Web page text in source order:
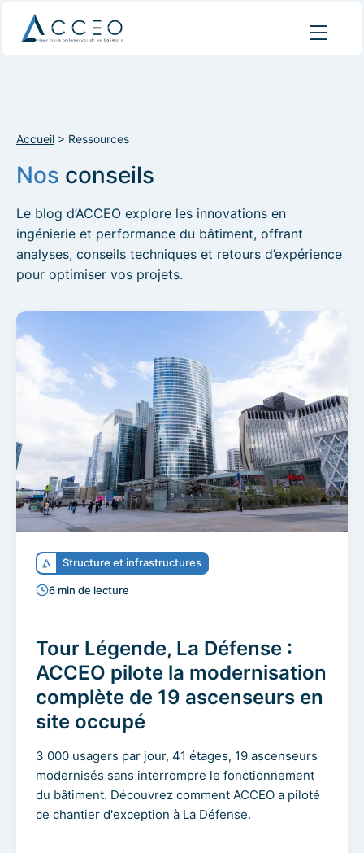
Accueil > Ressources
Nos conseils
Le blog d’ACCEO explore les innovations en
ingénierie et performance du bâtiment, offrant
analyses, conseils techniques et retours d’expérience
pour optimiser vos projets.
Structure et infrastructures
6 min de lecture
Tour Légende, La Défense :
ACCEO pilote la modernisation
complète de 19 ascenseurs en
site occupé
3 000 usagers par jour, 41 étages, 19 ascenseurs
modernisés sans interrompre le fonctionnement
du bâtiment. Découvrez comment ACCEO a piloté
ce chantier d'exception à La Défense.